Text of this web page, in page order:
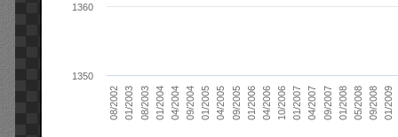
08/2002 01/2003 08/2003 01/2004 04/2004 09/2004 01/2005 04/2005 09/2005 01/2006 04/2006 10/2006 01/2007 04/2007 09/2007 01/2008 05/2008 09/2008 01/2009
1360
1350